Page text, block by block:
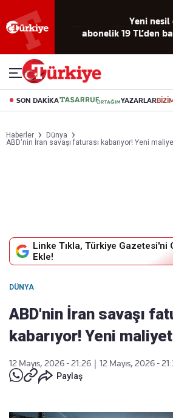
Yeni
abonelik 19 TL’den
SON DAKİKA YAZARLAR
Haberler
Dünya
ABD'nin İran savaşı faturası kabarıyor! Yeni
Linke Tıkla, Türkiye Gazetesi'ni
Ekle!
DÜNYA
ABD'nin İran savaşı
kabarıyor! Yeni maliyet
12 Mayıs, 2026 - 21:26
12 Mayıs, 2026 -
Paylaş